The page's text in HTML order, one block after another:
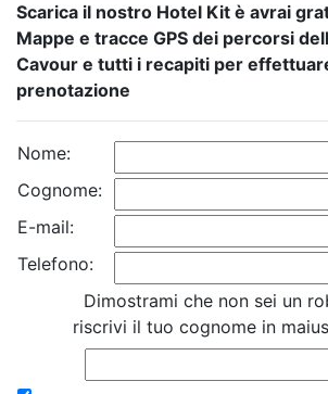
Scarica il nostro Hotel Kit è avrai
Mappe e tracce GPS dei percorsi
Cavour e tutti i recapiti per
prenotazione
Nome:
Cognome:
E-mail:
Telefono:
Dimostrami che non sei un
riscrivi il tuo cognome in